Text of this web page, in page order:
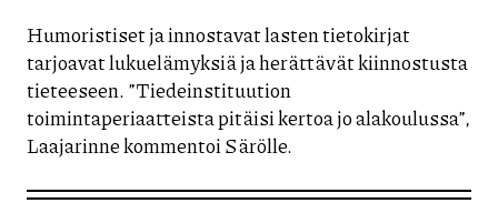
Humoristiset ja innostavat lasten tietokirjat
tarjoavat lukuelämyksiä ja herättävät kiinnostusta
tieteeseen. ”Tiedeinstituution
toimintaperiaatteista pitäisi kertoa jo alakoulussa”,
Laajarinne kommentoi Särölle.